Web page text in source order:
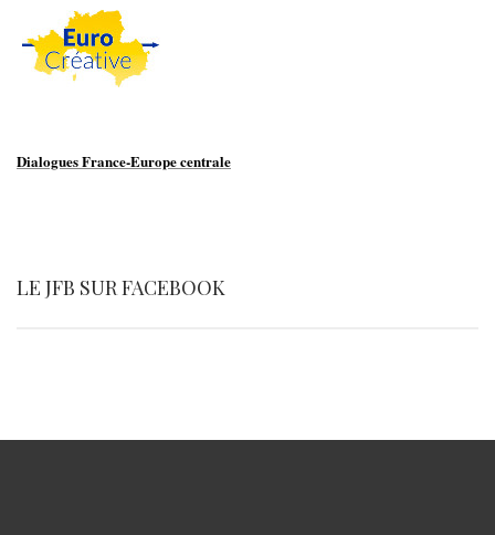
Dialogues France-Europe centrale
LE JFB SUR FACEBOOK